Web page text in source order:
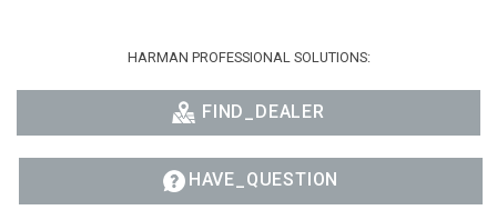
HARMAN PROFESSIONAL SOLUTIONS:
FIND_DEALER
HAVE_QUESTION